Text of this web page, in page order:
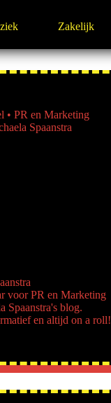
Zakelijk
voor PR en Marketing
Spaanstra's blog.
en altijd on a roll!